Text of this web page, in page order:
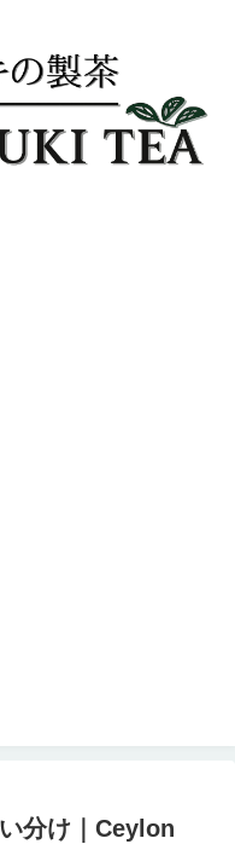
分け｜Ceylon